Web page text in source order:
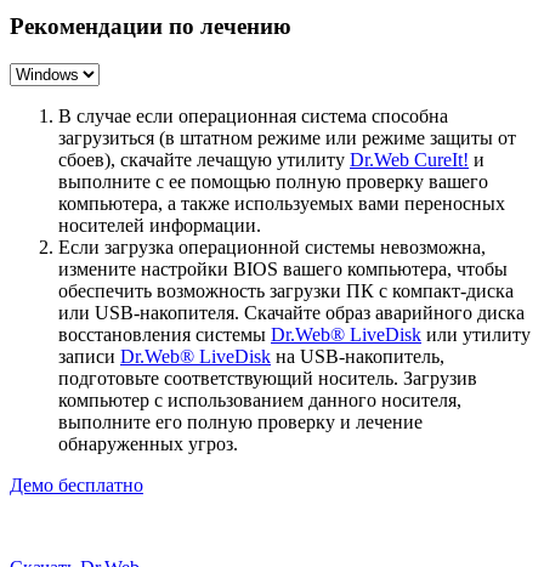
Рекомендации по лечению
В случае если операционная система способна
загрузиться (в штатном режиме или режиме защиты от
сбоев), скачайте лечащую утилиту Dr.Web CureIt! и
выполните с ее помощью полную проверку вашего
компьютера, а также используемых вами переносных
носителей информации.
Если загрузка операционной системы невозможна,
измените настройки BIOS вашего компьютера, чтобы
обеспечить возможность загрузки ПК с компакт-диска
или USB-накопителя. Скачайте образ аварийного диска
восстановления системы Dr.Web® LiveDisk или утилиту
записи Dr.Web® LiveDisk на USB-накопитель,
подготовьте соответствующий носитель. Загрузив
компьютер с использованием данного носителя,
выполните его полную проверку и лечение
обнаруженных угроз.
Демо бесплатно